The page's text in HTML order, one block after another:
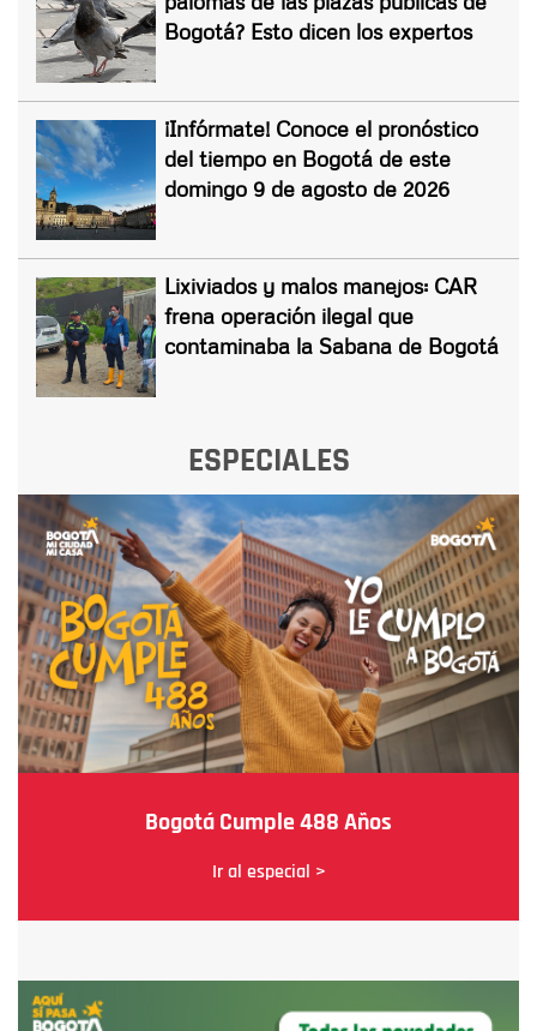
Bogotá? Esto dicen los expertos
¡Infórmate! Conoce el pronóstico
del tiempo en Bogotá de este
domingo 9 de agosto de 2026
Lixiviados y malos manejos: CAR
frena operación ilegal que
contaminaba la Sabana de Bogotá
ESPECIALES
Bogotá Cumple 488 Años
Ir al especial >